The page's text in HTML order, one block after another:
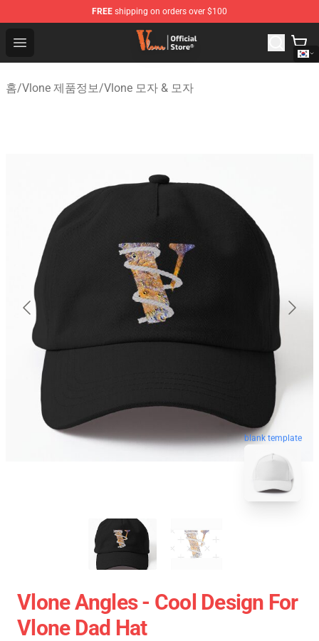
FREE shipping on orders over $100
Open menu
Vlone Shop - Official Vlone Merchandise Store
홈/Vlone 제품정보/Vlone 모자 & 모자
blank template
Vlone Angles - Cool Design For
Vlone Dad Hat